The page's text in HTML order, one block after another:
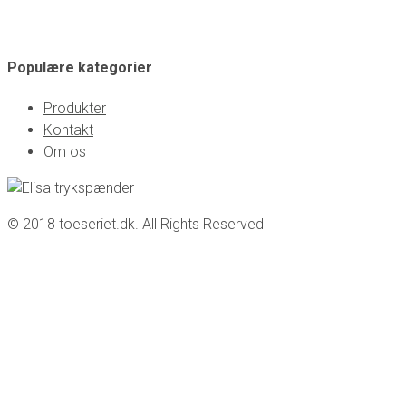
Populære kategorier
Produkter
Kontakt
Om os
© 2018 toeseriet.dk. All Rights Reserved